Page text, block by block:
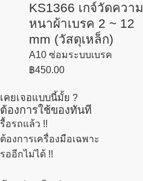
KS1366 เกจ์วัดความ
หนาผ้าเบรค 2 ~ 12
mm (วัสดุเหล็ก)
A10 ซ่อมระบบเบรค
฿450.00
เคยเจอแบบนี้มั้ย ?
ต้องการใช้ของทันที
รื้อรถแล้ว !!
ต้องการเครื่องมือเฉพาะ
รออีกไม่ได้ !!